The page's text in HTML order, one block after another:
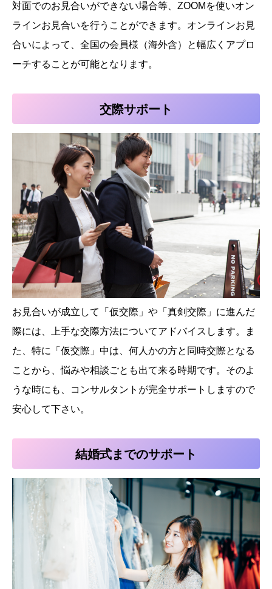
対面でのお見合いができない場合等、ZOOMを使いオン
ラインお見合いを行うことができます。オンラインお見
合いによって、全国の会員様（海外含）と幅広くアプロ
ーチすることが可能となります。
交際サポート
お見合いが成立して「仮交際」や「真剣交際」に進んだ
際には、上手な交際方法についてアドバイスします。ま
た、特に「仮交際」中は、何人かの方と同時交際となる
ことから、悩みや相談ごとも出て来る時期です。そのよ
うな時にも、コンサルタントが完全サポートしますので
安心して下さい。
結婚式までのサポート